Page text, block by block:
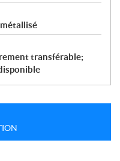
transférable;